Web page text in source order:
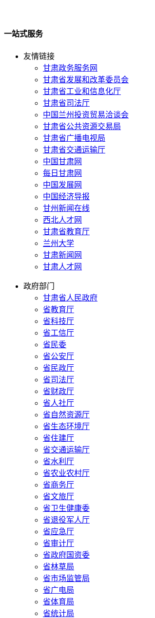
一站式服务
友情链接
甘肃政务服务网
甘肃省发展和改革委员会
甘肃省工业和信息化厅
甘肃省司法厅
中国兰州投资贸易洽谈会
甘肃省公共资源交易局
甘肃省广播电视局
甘肃省交通运输厅
中国甘肃网
每日甘肃网
中国发展网
中国经济导报
甘州新闻在线
西北人才网
甘肃省教育厅
兰州大学
甘肃新闻网
甘肃人才网
政府部门
甘肃省人民政府
省教育厅
省科技厅
省工信厅
省民委
省公安厅
省民政厅
省司法厅
省财政厅
省人社厅
省自然资源厅
省生态环境厅
省住建厅
省交通运输厅
省水利厅
省农业农村厅
省商务厅
省文旅厅
省卫生健康委
省退役军人厅
省应急厅
省审计厅
省政府国资委
省林草局
省市场监管局
省广电局
省体育局
省统计局